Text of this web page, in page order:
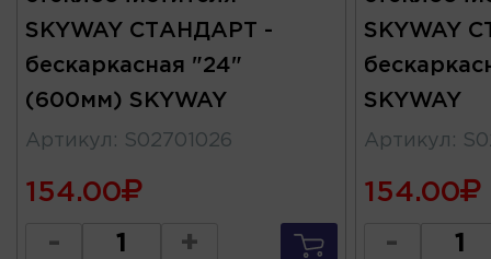
SKYWAY СТАНДАРТ -
бескаркасная "24"
(600мм) SKYWAY
Артикул : S02701026
154.00
- +
SKYWAY
SKYWAY
Артикул :
154.00
-